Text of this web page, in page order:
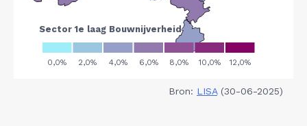
Bron: LISA(30-06-2025)